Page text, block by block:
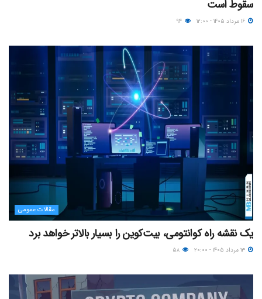
سقوط است
مقالات عمومی
یک نقشه راه کوانتومی، بیت‌کوین را بسیار بالاتر خواهد برد